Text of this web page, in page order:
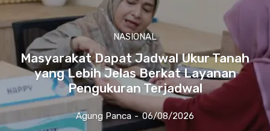
NASIONAL
Masyarakat Dapat Jadwal Ukur Tanah
yang Lebih Jelas Berkat Layanan
Pengukuran Terjadwal
Agung Panca - 06/08/2026